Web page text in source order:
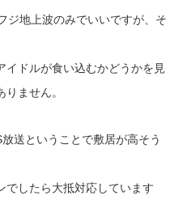
ジ地上波のみでいいですが、そ
イドルが食い込むかどうかを見
ません。
送ということで敷居が高そう
でしたら大抵対応しています